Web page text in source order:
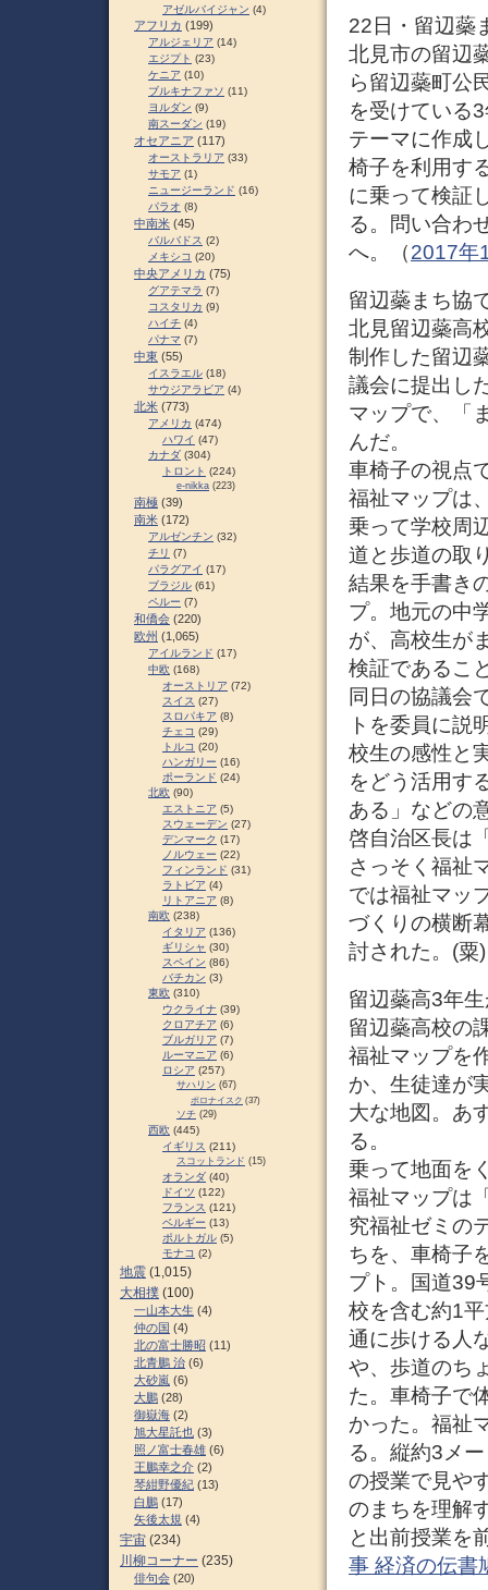
22日・留辺蘂
北見市の留辺
ら留辺蘂町公
を受けている
テーマに作成
椅子を利用す
に乗って検証
る。問い合わ
へ。（2017年
留辺蘂まち協
北見留辺蘂高
制作した留辺
議会に提出し
マップで、「
んだ。
車椅子の視点
福祉マップは
乗って学校周
道と歩道の取
結果を手書き
プ。地元の中
が、高校生が
検証であるこ
同日の協議会
トを委員に説
校生の感性と
をどう活用す
ある」などの
啓自治区長は
さっそく福祉
では福祉マッ
づくりの横断
討された。(粟
留辺蘂高3年
留辺蘂高校の
福祉マップを
か、生徒達が
大な地図。あ
る。
乗って地面を
福祉マップは
究福祉ゼミの
ちを、車椅子
プト。国道39
校を含む約1
通に歩ける人
や、歩道のち
た。車椅子で
かった。福祉
る。縦約3メ
の授業で見や
のまちを理解
と出前授業を
事 経済の伝書
アゼルバイジャン (4)
アフリカ (199)
アルジェリア (14)
エジプト (23)
ケニア (10)
ブルキナファソ (11)
ヨルダン (9)
南スーダン (19)
オセアニア (117)
オーストラリア (33)
サモア (1)
ニュージーランド (16)
パラオ (8)
中南米 (45)
バルバドス (2)
メキシコ (20)
中央アメリカ (75)
グアテマラ (7)
コスタリカ (9)
ハイチ (4)
パナマ (7)
中東 (55)
イスラエル (18)
サウジアラビア (4)
北米 (773)
アメリカ (474)
ハワイ (47)
カナダ (304)
トロント (224)
e-nikka (223)
南極 (39)
南米 (172)
アルゼンチン (32)
チリ (7)
パラグアイ (17)
ブラジル (61)
ペルー (7)
和僑会 (220)
欧州 (1,065)
アイルランド (17)
中欧 (168)
オーストリア (72)
スイス (27)
スロパキア (8)
チェコ (29)
トルコ (20)
ハンガリー (16)
ポーランド (24)
北欧 (90)
エストニア (5)
スウェーデン (27)
デンマーク (17)
ノルウェー (22)
フィンランド (31)
ラトビア (4)
リトアニア (8)
南欧 (238)
イタリア (136)
ギリシャ (30)
スペイン (86)
バチカン (3)
東欧 (310)
ウクライナ (39)
クロアチア (6)
ブルガリア (7)
ルーマニア (6)
ロシア (257)
サハリン (67)
ポロナイスク (37)
ソチ (29)
西欧 (445)
イギリス (211)
スコットランド (15)
オランダ (40)
ドイツ (122)
フランス (121)
ベルギー (13)
ポルトガル (5)
モナコ (2)
地震 (1,015)
大相撲 (100)
一山本大生 (4)
仲の国 (4)
北の富士勝昭 (11)
北青鵬 治 (6)
大砂嵐 (6)
大鵬 (28)
御嶽海 (2)
旭大星託也 (3)
照ノ富士春雄 (6)
王鵬幸之介 (2)
琴紺野優紀 (13)
白鵬 (17)
矢後太規 (4)
宇宙 (234)
川柳コーナー (235)
俳句会 (20)